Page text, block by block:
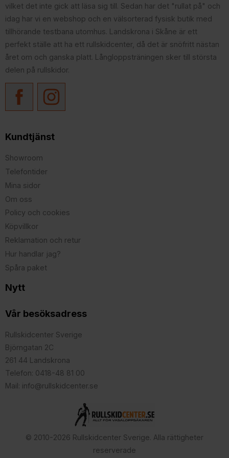
vilket det inte gick att läsa sig till. Sedan har det "rullat på" och
idag har vi en webshop och en välsorterad fysisk butik med
tillhörande testbana utomhus. Landskrona i Skåne är ett
perfekt ställe att ha ett rullskidcenter, då det är snöfritt nästan
året om och ganska platt. Långloppsträningen sker till största
delen på rullskidor.
Kundtjänst
Showroom
Telefontider
Mina sidor
Om oss
Policy och cookies
Köpvillkor
Reklamation och retur
Hur handlar jag?
Spåra paket
Nytt
Vår besöksadress
Rullskidcenter Sverige
Björngatan 2C
261 44 Landskrona
Telefon: 0418-48 81 00
Mail: info@rullskidcenter.se
© 2010-2026 Rullskidcenter Sverige. Alla rättigheter
reserverade